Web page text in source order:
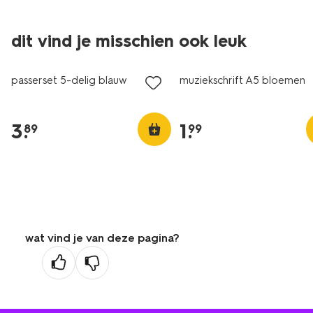
dit vind je misschien ook leuk
nieuw
passerset 5-delig blauw
3.
89
nieuw
muziekschrift A5 bloemen
1.
99
wat vind je van deze pagina?